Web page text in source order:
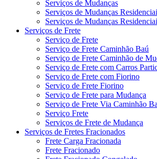
Serviços de Mudanças
Serviços de Mudanças
Serviços de Mudanças
Serviços de Frete
Serviço de Frete
Serviço de Frete Caminhão Baú
Serviço de Frete Caminhão de
Serviço de Frete com Carros
Serviço de Frete com Fiorino
Serviço de Frete Fiorino
Serviço de Frete para Mudança
Serviço de Frete Via Caminhão
Serviço Frete
Serviços de Frete de Mudança
Serviços de Fretes Fracionados
Frete Carga Fracionada
Frete Fracionado